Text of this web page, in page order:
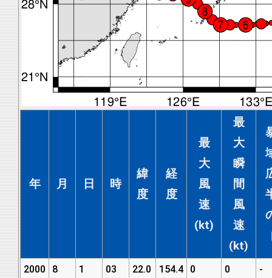
年 月 日 時
緯
度
経
度
最
大
風
速
(kt)
最
大
瞬
間
風
速
(kt)
2000 8 1 03 22.0 154.4 0 0
-